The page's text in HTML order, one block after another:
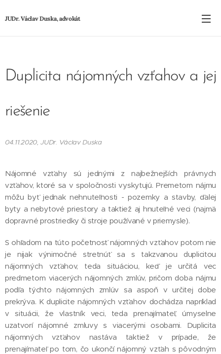
JUDr. Václav Duska, advokát
Duplicita nájomných vzťahov a jej
riešenie
04.11.2020, JUDr. Václav Duska
Nájomné vzťahy sú jednými z najbežnejších právnych
vzťahov, ktoré sa v spoločnosti vyskytujú. Premetom nájmu
môžu byť jednak nehnuteľnosti - pozemky a stavby, ďalej
byty a nebytové priestory a taktiež aj hnuteľné veci (najmä
dopravné prostriedky či stroje používané v priemysle).
S ohľadom na túto početnosť nájomných vzťahov potom nie
je nijak výnimočné stretnúť sa s takzvanou duplicitou
nájomných vzťahov, teda situáciou, keď je určitá vec
predmetom viacerých nájomných zmlúv, pričom doba nájmu
podľa týchto nájomných zmlúv sa aspoň v určitej dobe
prekrýva. K duplicite nájomných vzťahov dochádza napríklad
v situácii, že vlastník veci, teda prenajímateľ, úmyselne
uzatvorí nájomné zmluvy s viacerými osobami. Duplicita
nájomných vzťahov nastáva taktiež v prípade, že
prenajímateľ po tom, čo ukončí nájomný vzťah s pôvodným